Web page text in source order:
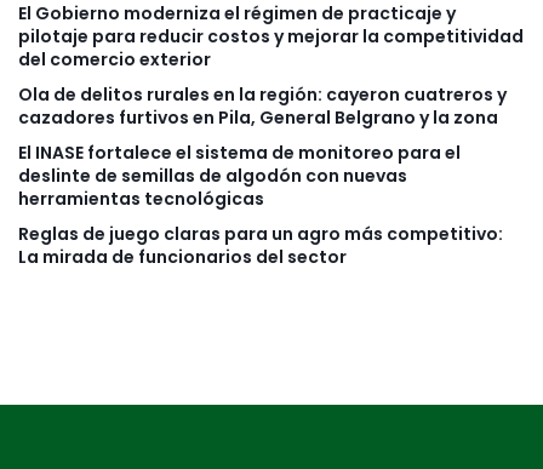
El Gobierno moderniza el régimen de practicaje y
pilotaje para reducir costos y mejorar la competitividad
del comercio exterior
Ola de delitos rurales en la región: cayeron cuatreros y
cazadores furtivos en Pila, General Belgrano y la zona
El INASE fortalece el sistema de monitoreo para el
deslinte de semillas de algodón con nuevas
herramientas tecnológicas
Reglas de juego claras para un agro más competitivo:
La mirada de funcionarios del sector